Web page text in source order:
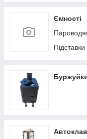
Ємності